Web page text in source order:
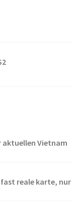
aktuellen Vietnam
reale karte, nur